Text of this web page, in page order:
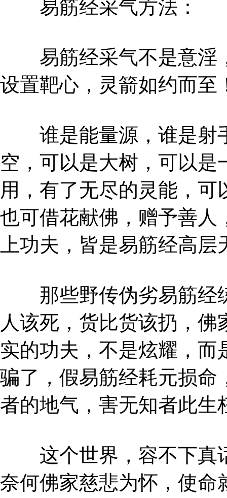
易筋经采气方法：
易筋经采气不是意淫
设置靶心，灵箭如约而至
谁是能量源，谁是射
空，可以是大树，可以
用，有了无尽的灵能，
也可借花献佛，赠予善人
上功夫，皆是易筋经高
那些野传伪劣易筋经
人该死，货比货该扔，
实的功夫，不是炫耀，
骗了，假易筋经耗元损命
者的地气，害无知者此生
这个世界，容不下真
奈何佛家慈悲为怀，使命